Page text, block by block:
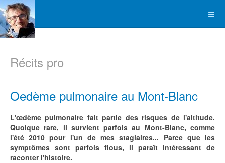
Récits pro
Oedème pulmonaire au Mont-Blanc
L'œdème pulmonaire fait partie des risques de l'altitude.
Quoique rare, il survient parfois au Mont-Blanc, comme
l'été 2010 pour l'un de mes stagiaires... Parce que les
symptômes sont parfois flous, il paraît intéressant de
raconter l'histoire.